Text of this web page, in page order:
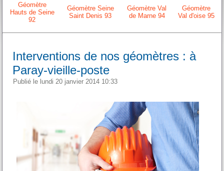
Géomètre
Hauts de Seine
92
Géomètre Seine
Saint Denis 93
Géomètre Val
de Marne 94
Géomètre
Val d'oise 95
Interventions de nos géomètres : à
Paray-vieille-poste
Publié le lundi 20 janvier 2014 10:33